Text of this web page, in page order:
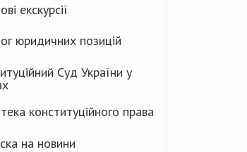
екскурсії
юридичних позицій
Суд України у
конституційного права
на новини